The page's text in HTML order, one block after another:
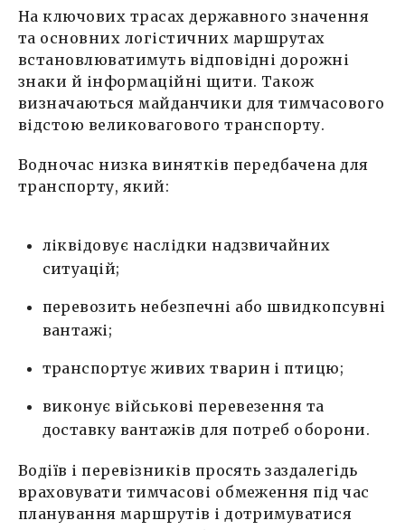
На ключових трасах державного значення
та основних логістичних маршрутах
встановлюватимуть відповідні дорожні
знаки й інформаційні щити. Також
визначаються майданчики для тимчасового
відстою великовагового транспорту.
Водночас низка винятків передбачена для
транспорту, який:
ліквідовує наслідки надзвичайних
ситуацій;
перевозить небезпечні або швидкопсувні
вантажі;
транспортує живих тварин і птицю;
виконує військові перевезення та
доставку вантажів для потреб оборони.
Водіїв і перевізників просять заздалегідь
враховувати тимчасові обмеження під час
планування маршрутів і дотримуватися